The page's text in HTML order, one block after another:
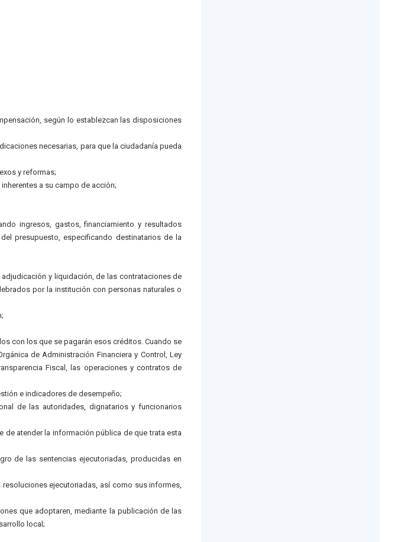
según lo establezcan las disposiciones
necesarias, para que la ciudadanía pueda
y reformas;
a su campo de acción;
ingresos, gastos, financiamiento y resultados
presupuesto, especificando destinatarios de la
y liquidación, de las contrataciones de
por la institución con personas naturales o
con los que se pagarán esos créditos. Cuando se
de Administración Financiera y Control, Ley
Fiscal, las operaciones y contratos de
e indicadores de desempeño;
de las autoridades, dignatarios y funcionarios
atender la información pública de que trata esta
de las sentencias ejecutoriadas, producidas en
ejecutoriadas, así como sus informes,
que adoptaren, mediante la publicación de las
local;